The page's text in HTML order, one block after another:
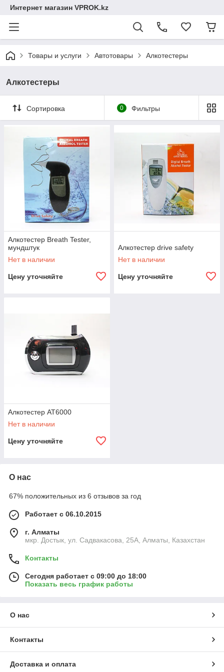
Интернет магазин VPROK.kz
Товары и услуги Автотовары Алкотестеры
Алкотестеры
Сортировка 0 Фильтры
Алкотестер Breath Tester,
мундштук
Нет в наличии
Цену уточняйте
Алкотестер drive safety
Нет в наличии
Цену уточняйте
Алкотестер АТ6000
Нет в наличии
Цену уточняйте
О нас
67% положительных из 6 отзывов за год
Работает с 06.10.2015
г. Алматы
мкр. Достык, ул. Садвакасова, 25А, Алматы, Казахстан
Контакты
Сегодня работает с 09:00 до 18:00
Показать весь график работы
О нас
Контакты
Доставка и оплата